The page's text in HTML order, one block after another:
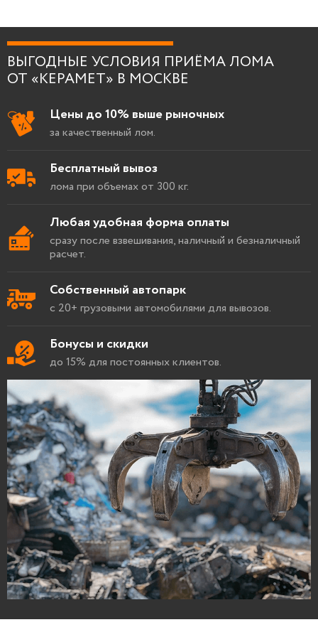
Я согласен наобработку персональных
ВЫГОДНЫЕ УСЛОВИЯ ПРИЁМА ЛОМА
ОТ «КЕРАМЕТ» В МОСКВЕ
Цены до 10% выше рыночных
за качественный лом.
Бесплатный вывоз
лома при объемах от 300 кг.
Любая удобная форма оплаты
сразу после взвешивания, наличный и безналичный
расчет.
Собственный автопарк
с 20+ грузовыми автомобилями для вывозов.
Бонусы и скидки
до 15% для постоянных клиентов.